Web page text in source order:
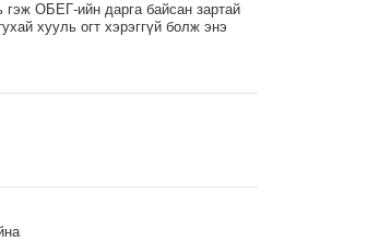
гэж ОБЕГ-ийн дарга байсан зартай
хууль огт хэрэггүй болж энэ